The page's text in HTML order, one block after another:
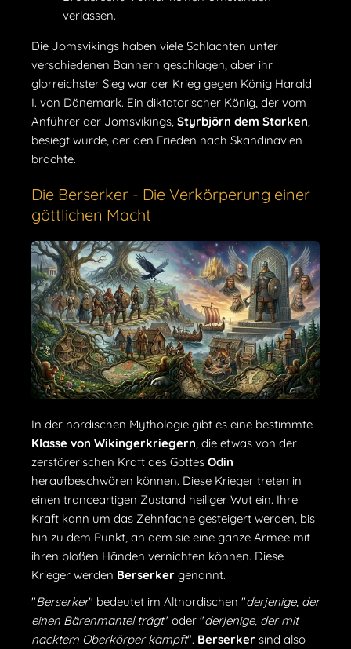
verlassen.
Die Jomsvikings haben viele Schlachten unter
verschiedenen Bannern geschlagen, aber ihr
glorreichster Sieg war der Krieg gegen König Harald
I. von Dänemark. Ein diktatorischer König, der vom
Anführer der Jomsvikings, Styrbjörn dem Starken,
besiegt wurde, der den Frieden nach Skandinavien
brachte.
Die Berserker - Die Verkörperung einer
göttlichen Macht
In der nordischen Mythologie gibt es eine bestimmte
Klasse von Wikingerkriegern, die etwas von der
zerstörerischen Kraft des Gottes Odin
heraufbeschwören können. Diese Krieger treten in
einen tranceartigen Zustand heiliger Wut ein. Ihre
Kraft kann um das Zehnfache gesteigert werden, bis
hin zu dem Punkt, an dem sie eine ganze Armee mit
ihren bloßen Händen vernichten können. Diese
Krieger werden Berserker genannt.
"Berserker" bedeutet im Altnordischen "derjenige, der
einen Bärenmantel trägt" oder "derjenige, der mit
nacktem Oberkörper kämpft". Berserker sind also